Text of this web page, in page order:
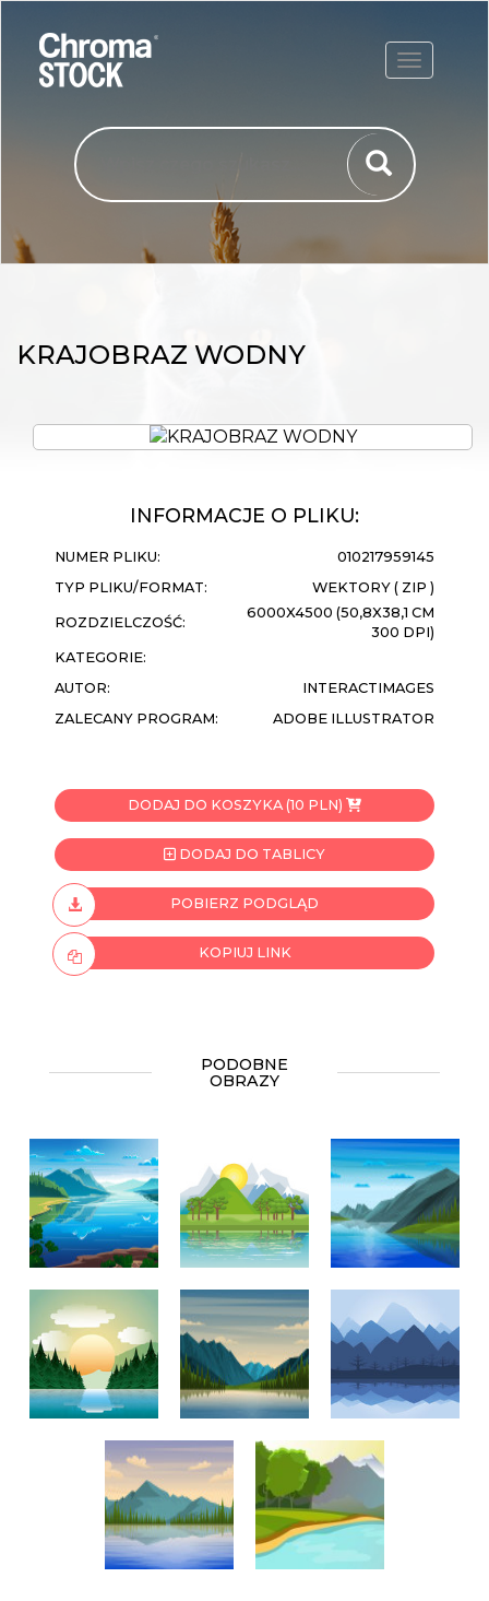
KRAJOBRAZ WODNY
INFORMACJE O PLIKU:
NUMER PLIKU:
010217959145
TYP PLIKU/FORMAT:
WEKTORY ( ZIP )
ROZDZIELCZOŚĆ:
6000X4500 (50,8X38,1 CM
300 DPI)
KATEGORIE:
AUTOR:
INTERACTIMAGES
ZALECANY PROGRAM:
ADOBE ILLUSTRATOR
DODAJ DO KOSZYKA (10 PLN)
DODAJ DO TABLICY
POBIERZ PODGLĄD
KOPIUJ LINK
PODOBNE
OBRAZY